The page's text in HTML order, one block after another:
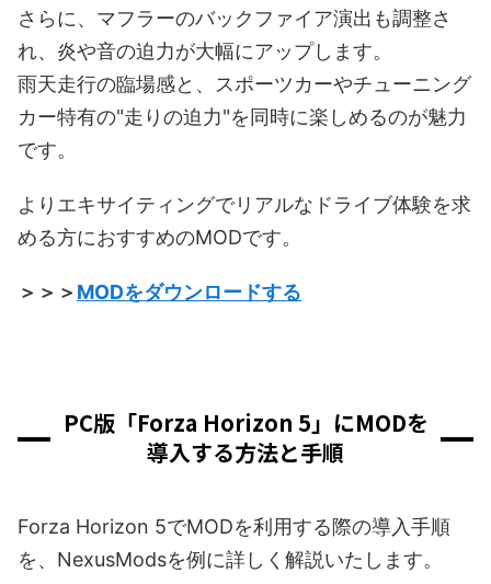
さらに、マフラーのバックファイア演出も調整さ
れ、炎や音の迫力が大幅にアップします。
雨天走行の臨場感と、スポーツカーやチューニング
カー特有の"走りの迫力"を同時に楽しめるのが魅力
です。
よりエキサイティングでリアルなドライブ体験を求
める方におすすめのMODです。
＞＞＞MODをダウンロードする
PC版「Forza Horizon 5」にMODを
導入する方法と手順
Forza Horizon 5でMODを利用する際の導入手順
を、NexusModsを例に詳しく解説いたします。